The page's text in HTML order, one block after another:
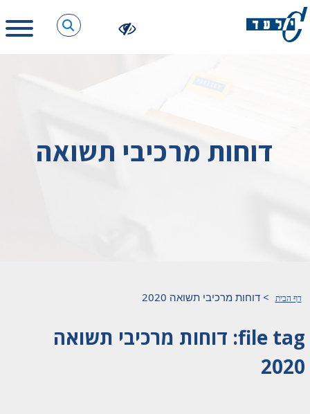
דוחות מרכיבי תשואה
דף הבית >דוחות מרכיבי תשואה 2020
file tag: דוחות מרכיבי תשואה
2020